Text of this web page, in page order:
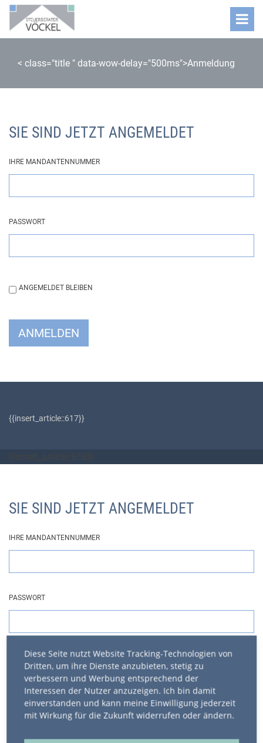
< class="title " data-wow-delay="500ms">Anmeldung
SIE SIND JETZT ANGEMELDET
IHRE MANDANTENNUMMER
PASSWORT
ANGEMELDET BLEIBEN
ANMELDEN
{{insert_article::617}}
SIE SIND JETZT ANGEMELDET
IHRE MANDANTENNUMMER
PASSWORT
ANGEMELDET BLEIBEN
ANMELDEN
Diese Seite nutzt Website Tracking-Technologien von
Dritten, um ihre Dienste anzubieten, stetig zu
verbessern und Werbung entsprechend der
Interessen der Nutzer anzuzeigen. Ich bin damit
einverstanden und kann meine Einwilligung jederzeit
mit Wirkung für die Zukunft widerrufen oder ändern.